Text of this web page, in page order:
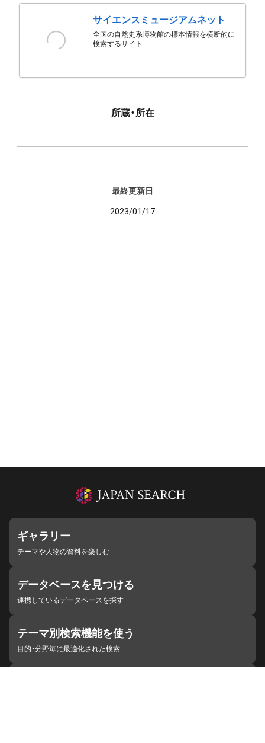
サイエンスミュージアムネット
全国の自然史系博物館の標本情報を横断的に
検索するサイト
所蔵・所在
最終更新日
2023/01/17
ギャラリー
テーマや人物の資料を楽しむ
データベースを見つける
連携しているデータベースを探す
テーマ別検索機能を使う
目的・分野毎に最適化された検索